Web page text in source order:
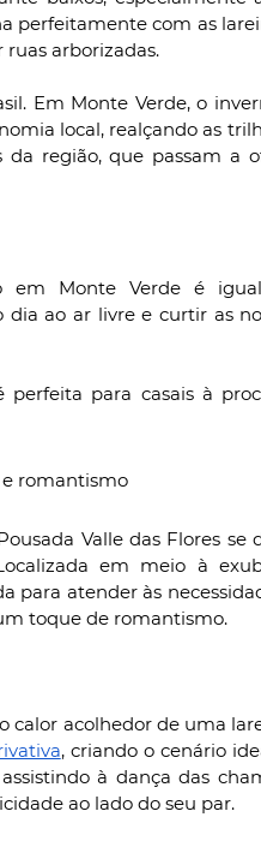
perfeitamente com as
ruas arborizadas.
Em Monte Verde, o
local, realçando as
região, que passam a
em Monte Verde é
ao ar livre e curtir as
perfeita para casais à
e romantismo
Valle das Flores se
em meio à
para atender às
toque de romantismo.
calor acolhedor de uma
, criando o cenário
à dança das
ao lado do seu par.